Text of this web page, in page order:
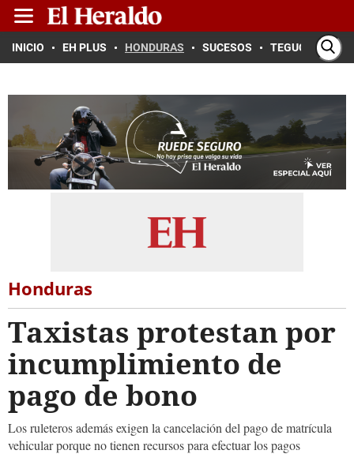
INICIO EH PLUS HONDURAS SUCESOS TEGUCIGALPA
Honduras
Taxistas protestan por
incumplimiento de
pago de bono
Los ruleteros además exigen la cancelación del pago de matrícula
vehicular porque no tienen recursos para efectuar los pagos